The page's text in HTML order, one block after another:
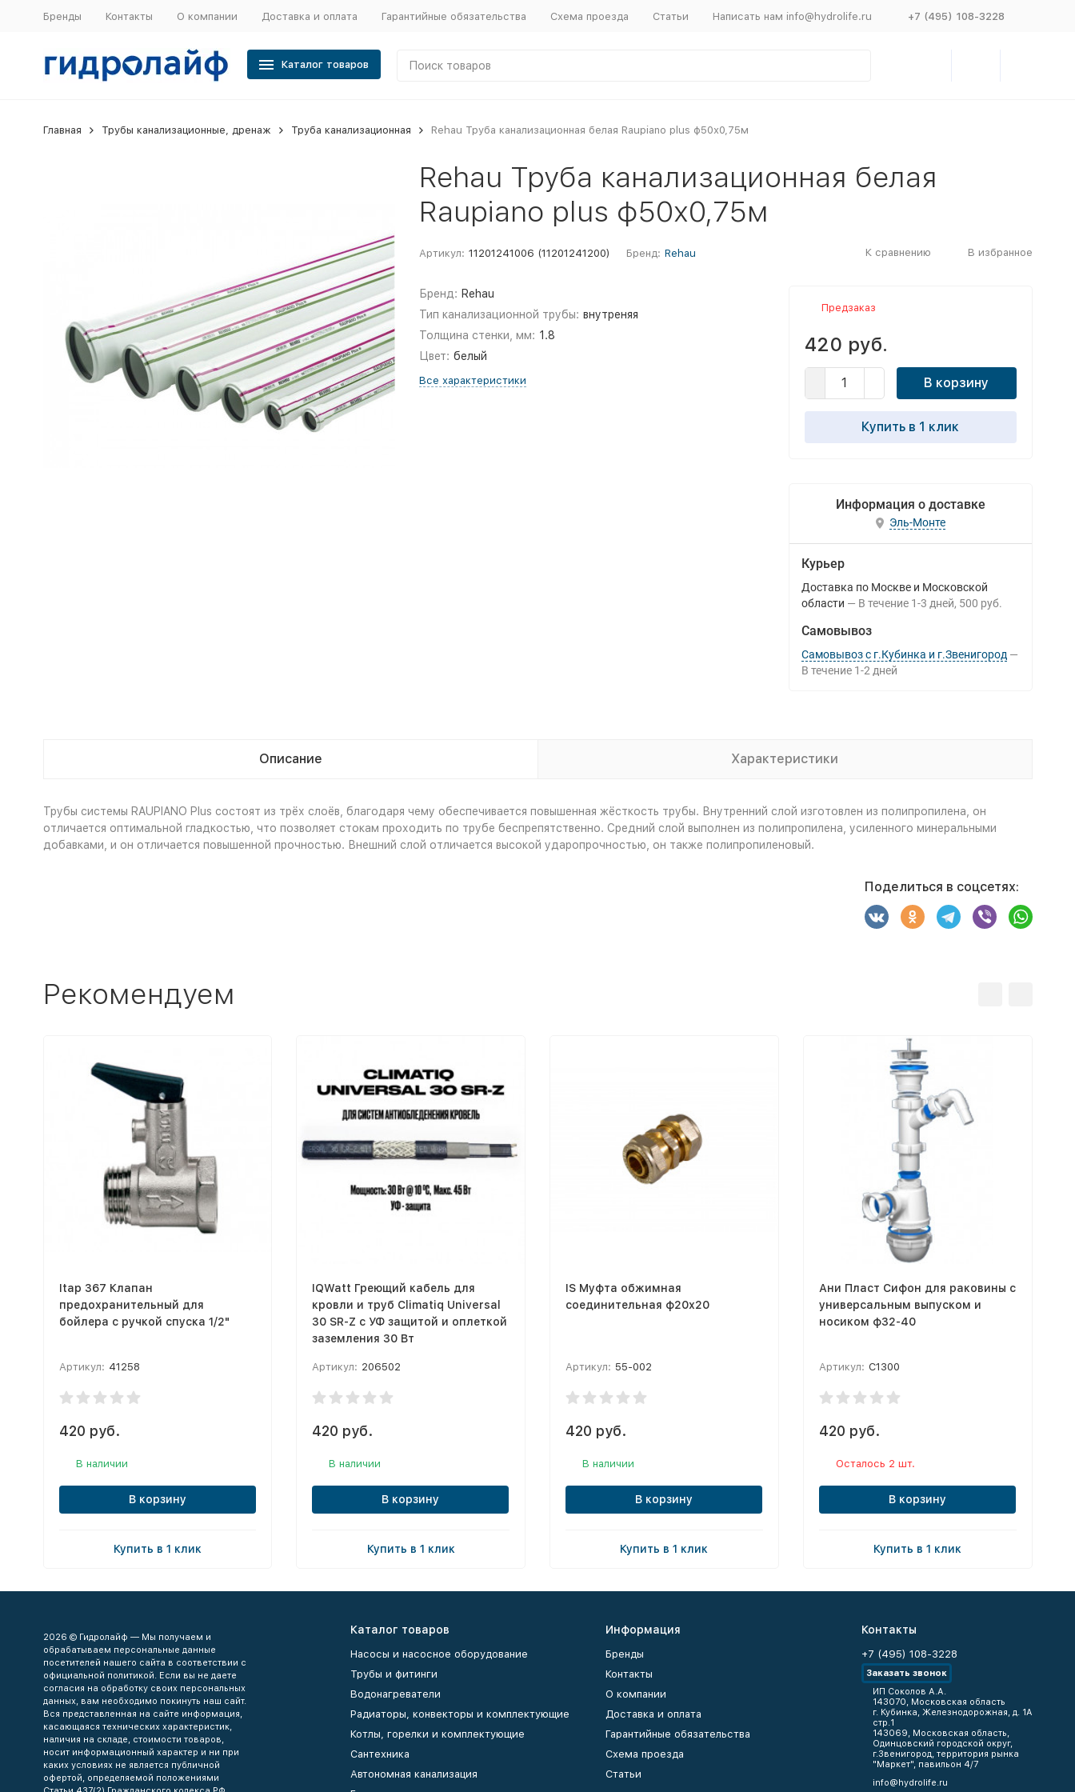
Бренды Контакты О компании Доставка и оплата Гарантийные обязательства Схема проезда Статьи Написать нам info@hydrolife.ru +7 (495) 108-3228
Каталог товаров
Главная Трубы канализационные, дренаж Труба канализационная Rehau Труба канализационная белая Raupiano plus ф50х0,75м
Rehau Труба канализационная белая
Raupiano plus ф50х0,75м
Артикул: 11201241006 (11201241200) Бренд: Rehau К сравнению В избранное
Бренд: Rehau
Тип канализационной трубы: внутреняя
Толщина стенки, мм: 1.8
Цвет: белый
Все характеристики
Предзаказ
420 руб.
В корзину
Купить в 1 клик
Информация о доставке
Эль-Монте
Курьер
Доставка по Москве и Московской
области
В течение 1-3 дней 500 руб.
Самовывоз
Самовывоз с г.Кубинка и г.Звенигород
В течение 1-2 дней
Описание Характеристики
Трубы системы RAUPIANO Plus состоят из трёх слоёв, благодаря чему обеспечивается повышенная жёсткость трубы. Внутренний слой изготовлен из полипропилена, он
отличается оптимальной гладкостью, что позволяет стокам проходить по трубе беспрепятственно. Средний слой выполнен из полипропилена, усиленного минеральными
добавками, и он отличается повышенной прочностью. Внешний слой отличается высокой ударопрочностью, он также полипропиленовый.
Поделиться в соцсетях:
Рекомендуем
Itap 367 Клапан
предохранительный для
бойлера с ручкой спуска 1/2"
Артикул: 41258
420 руб.
В наличии
В корзину
Купить в 1 клик
IQWatt Греющий кабель для
кровли и труб Climatiq Universal
30 SR-Z с УФ защитой и оплеткой
заземления 30 Вт
Артикул: 206502
420 руб.
В наличии
В корзину
Купить в 1 клик
IS Муфта обжимная
соединительная ф20х20
Артикул: 55-002
420 руб.
В наличии
В корзину
Купить в 1 клик
Ани Пласт Сифон для раковины с
универсальным выпуском и
носиком ф32-40
Артикул: C1300
420 руб.
Осталось 2 шт.
В корзину
Купить в 1 клик
2026 © Гидролайф — Мы получаем и
обрабатываем персональные данные
посетителей нашего сайта в соответствии с
официальной политикой. Если вы не даете
согласия на обработку своих персональных
данных, вам необходимо покинуть наш сайт.
Вся представленная на сайте информация,
касающаяся технических характеристик,
наличия на складе, стоимости товаров,
носит информационный характер и ни при
каких условиях не является публичной
офертой, определяемой положениями
Каталог товаров
Насосы и насосное оборудование
Трубы и фитинги
Водонагреватели
Радиаторы, конвекторы и комплектующие
Котлы, горелки и комплектующие
Сантехника
Автономная канализация
Информация
Бренды
Контакты
О компании
Доставка и оплата
Гарантийные обязательства
Схема проезда
Статьи
Контакты
+7 (495) 108-3228
Заказать звонок
ИП Соколов А.А.
143070, Московская область
г. Кубинка, Железнодорожная, д. 1А
стр.1
143069, Московская область,
Одинцовский городской округ,
г.Звенигород, территория рынка
"Маркет", павильон 4/7
info@hydrolife.ru